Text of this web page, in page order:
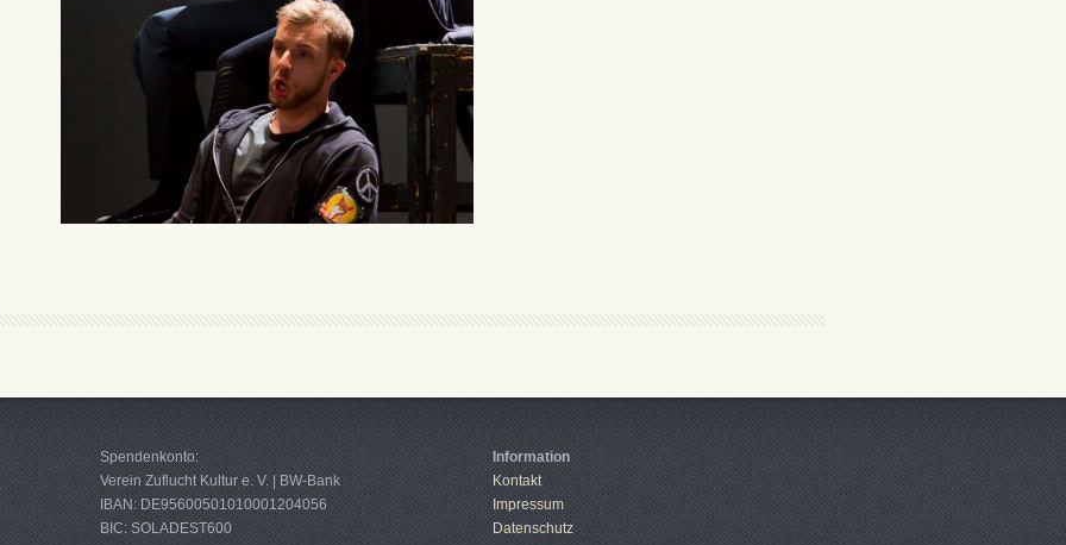
Spendenkonto:
Verein Zuflucht Kultur e. V. | BW-Bank
IBAN: DE95600501010001204056
BIC: SOLADEST600
Information
Kontakt
Impressum
Datenschutz